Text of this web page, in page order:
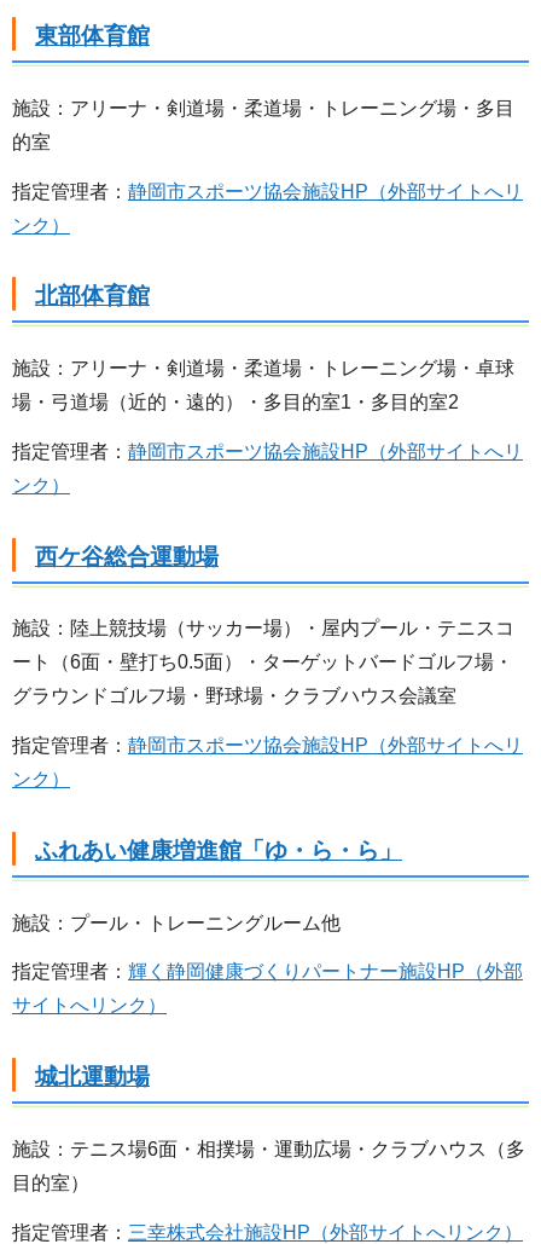
東部体育館
施設：アリーナ・剣道場・柔道場・トレーニング場・多目
的室
指定管理者： 静岡市スポーツ協会施設HP（外部サイトへリ
ンク）
北部体育館
施設：アリーナ・剣道場・柔道場・トレーニング場・卓球
場・弓道場（近的・遠的）・多目的室1・多目的室2
指定管理者： 静岡市スポーツ協会施設HP（外部サイトへリ
ンク）
西ケ谷総合運動場
施設：陸上競技場（サッカー場）・屋内プール・テニスコ
ート（6面・壁打ち0.5面）・ターゲットバードゴルフ場・
グラウンドゴルフ場・野球場・クラブハウス会議室
指定管理者： 静岡市スポーツ協会施設HP（外部サイトへリ
ンク）
ふれあい健康増進館「ゆ・ら・ら」
施設：プール・トレーニングルーム他
指定管理者： 輝く静岡健康づくりパートナー施設HP（外部
サイトへリンク）
城北運動場
施設：テニス場6面・相撲場・運動広場・クラブハウス（多
目的室）
指定管理者： 三幸株式会社施設HP（外部サイトへリンク）